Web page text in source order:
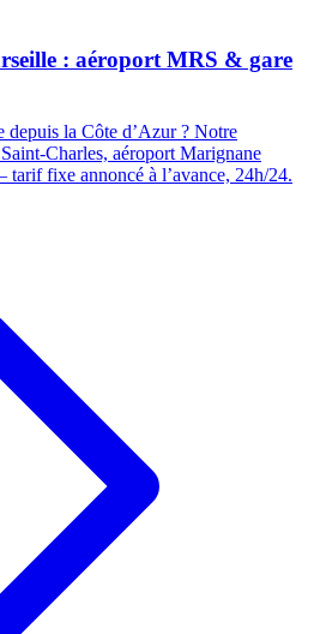
: aéroport MRS & gare
depuis la Côte d’Azur ? Notre
Charles, aéroport Marignane
fixe annoncé à l’avance, 24h/24.